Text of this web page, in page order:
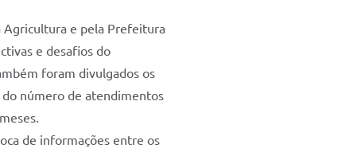
Agricultura e pela Prefeitura
e desafios do
foram divulgados os
do número de atendimentos
de informações entre os